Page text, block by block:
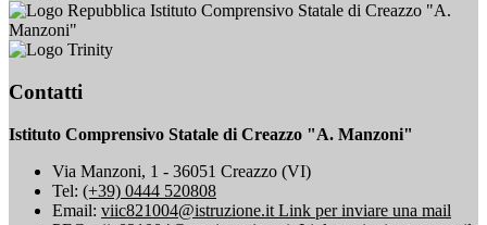
Istituto Comprensivo Statale di Creazzo "A.
Manzoni"
Contatti
Istituto Comprensivo Statale di Creazzo "A. Manzoni"
Via Manzoni, 1 - 36051 Creazzo (VI)
Tel: (+39) 0444 520808
Email: viic821004@istruzione.it Link per inviare una mail